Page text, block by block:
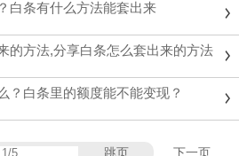
白条有什么方法能套出来
的方法,分享白条怎么套出来的方法
？白条里的额度能不能变现？
跳页 下一页